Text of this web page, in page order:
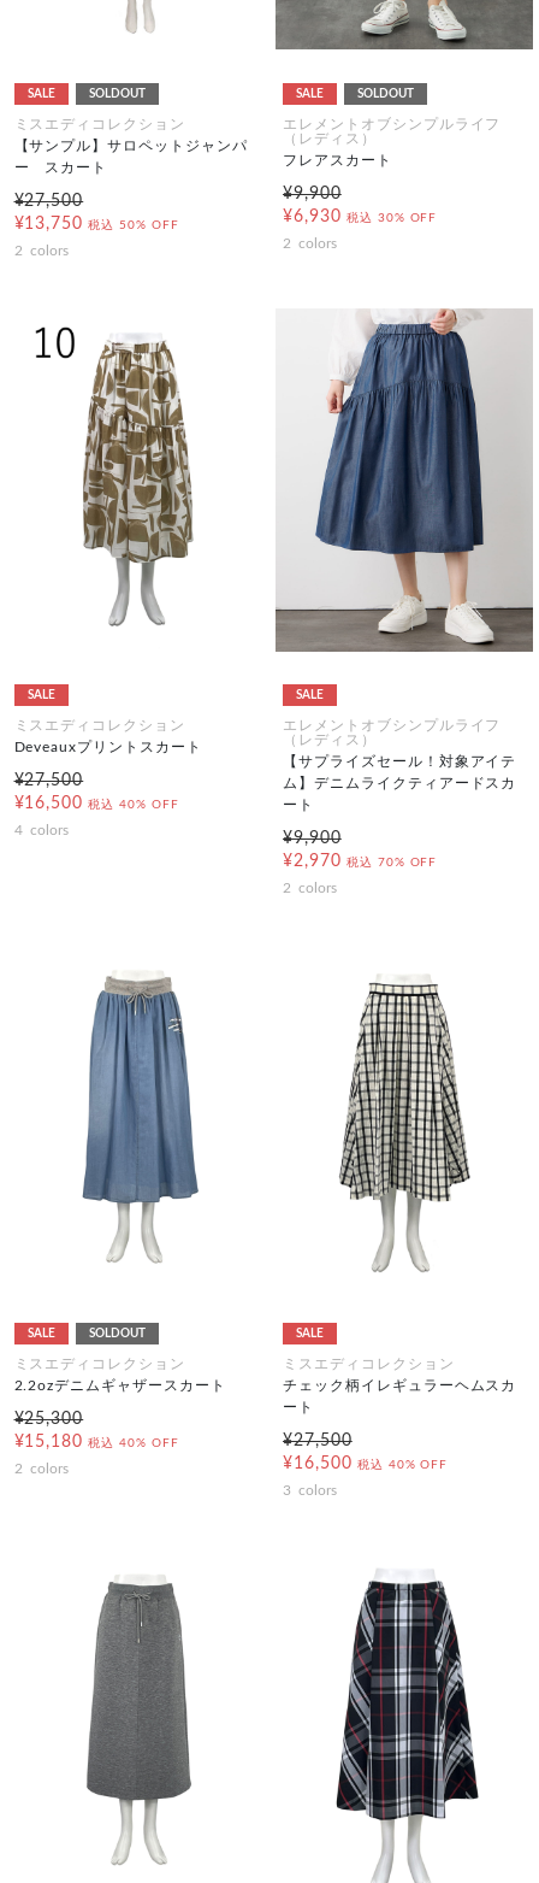
SALE SOLDOUT
ミスエディコレクション
【サンプル】サロペットジャンパ
ー スカート
¥27,500
¥13,750 税込 50% OFF
2 colors
SALE SOLDOUT
エレメントオブシンプルライフ
（レディス）
フレアスカート
¥9,900
¥6,930 税込 30% OFF
2 colors
SALE
ミスエディコレクション
Deveauxプリントスカート
¥27,500
¥16,500 税込 40% OFF
4 colors
SALE
エレメントオブシンプルライフ
（レディス）
【サプライズセール！対象アイテ
ム】デニムライクティアードスカ
ート
¥9,900
¥2,970 税込 70% OFF
2 colors
SALE SOLDOUT
ミスエディコレクション
2.2ozデニムギャザースカート
¥25,300
¥15,180 税込 40% OFF
2 colors
SALE
ミスエディコレクション
チェック柄イレギュラーヘムスカ
ート
¥27,500
¥16,500 税込 40% OFF
3 colors